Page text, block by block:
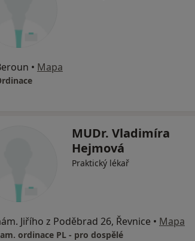
• Mapa
MUDr. Vladimíra
Hejmová
Praktický lékař
Jiřího z Poděbrad 26, Řevnice • Mapa
ordinace PL - pro dospělé